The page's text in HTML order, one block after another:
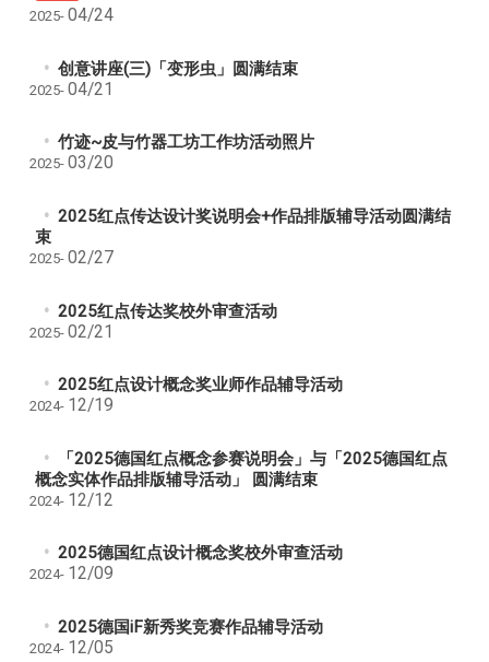
2025- 04/24
创意讲座(三)「变形虫」圆满结束
2025- 04/21
竹迹~皮与竹器工坊工作坊活动照片
2025- 03/20
2025红点传达设计奖说明会+作品排版辅导活动圆满结
束
2025- 02/27
2025红点传达奖校外审查活动
2025- 02/21
2025红点设计概念奖业师作品辅导活动
2024- 12/19
「2025德国红点概念参赛说明会」与「2025德国红点
概念实体作品排版辅导活动」 圆满结束
2024- 12/12
2025德国红点设计概念奖校外审查活动
2024- 12/09
2025德国iF新秀奖竞赛作品辅导活动
2024- 12/05